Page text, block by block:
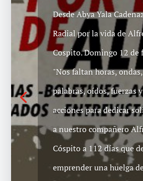
Desde Abya Yala
Radial por la vida de
Cospito. Domingo 12 de
"Nos faltan horas, ondas,
palabras, oídos, fuerzas y
acciones para dedicar
a nuestro compañero
Cóspito a 112 días que
emprender una huelga
[Audio] Última
entrevista a
Collio por justicia
para Macarena
agosto 2021
En el contexto del
radial que se realiza año
para exigir justicia por
Valdés Yem, la
de Radio Mundo Real de
realizó esta entrevista el